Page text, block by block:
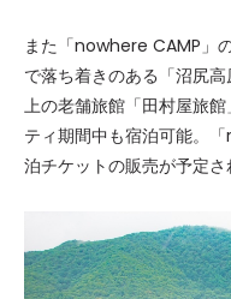
また「nowhere CAMP」
で落ち着きのある「沼尻
上の老舗旅館「田村屋旅
ティ期間中も宿泊可能。
泊チケットの販売が予定さ